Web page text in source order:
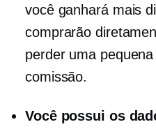
você ganhará mais
comprarão
perder uma
comissão.
Você possui os